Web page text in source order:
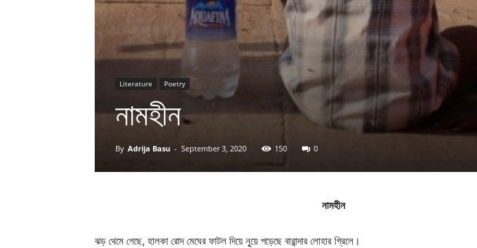
Literature Poetry
নামহীন
By Adrija Basu - September 3, 2020 150 0
নামহীন
ঝড় থেমে গেছে, হালকা রোদ মেঘের ফাটল দিয়ে নু্য়ে পড়েছে বারান্দার লোহার গ্রিলে।